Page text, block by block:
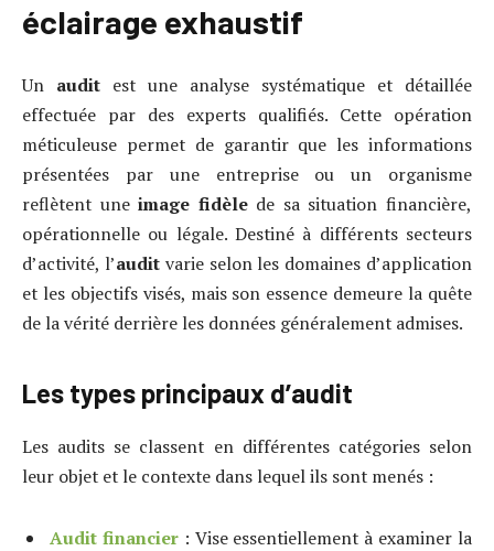
éclairage exhaustif
Un audit est une analyse systématique et détaillée
effectuée par des experts qualifiés. Cette opération
méticuleuse permet de garantir que les informations
présentées par une entreprise ou un organisme
reflètent uneimage fidèlede sa situation financière,
opérationnelle ou légale. Destiné à différents secteurs
d’activité, l’auditvarie selon les domaines d’application
et les objectifs visés, mais son essence demeure la quête
de la vérité derrière les données généralement admises.
Les types principaux d’audit
Les audits se classent en différentes catégories selon
leur objet et le contexte dans lequel ils sont menés :
Audit financier: Vise essentiellement à examiner la